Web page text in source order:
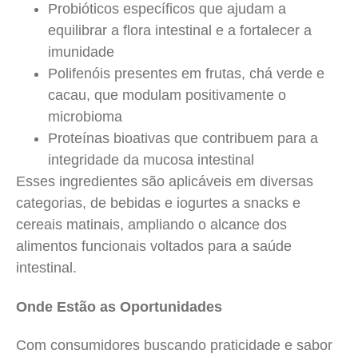
Probióticos específicos que ajudam a
equilibrar a flora intestinal e a fortalecer a
imunidade
Polifenóis presentes em frutas, chá verde e
cacau, que modulam positivamente o
microbioma
Proteínas bioativas que contribuem para a
integridade da mucosa intestinal
Esses ingredientes são aplicáveis em diversas
categorias, de bebidas e iogurtes a snacks e
cereais matinais, ampliando o alcance dos
alimentos funcionais voltados para a saúde
intestinal.
Onde Estão as Oportunidades
Com consumidores buscando praticidade e sabor